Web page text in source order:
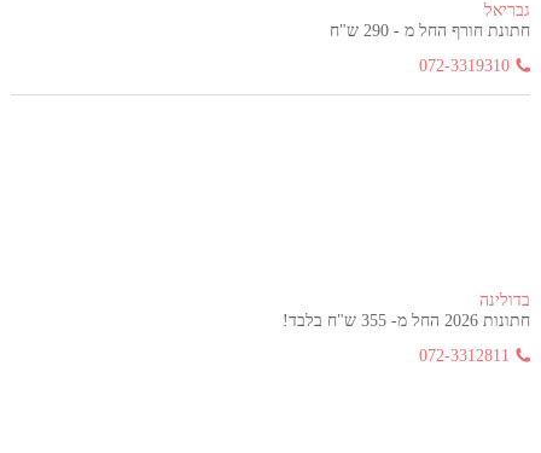
גבריאל
חתונת חורף החל מ - 290 ש"ח
072-3319310
בדולינה
חתונות 2026 החל מ- 355 ש"ח בלבד!
072-3312811